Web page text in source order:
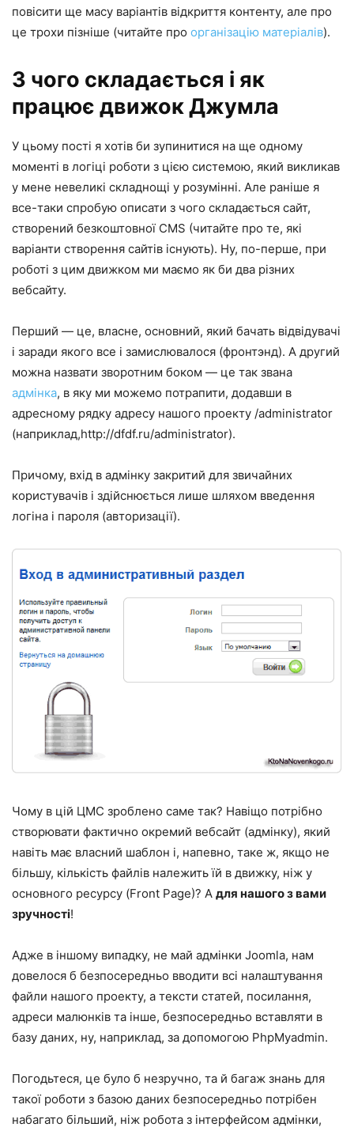
повісити ще масу варіантів відкриття контенту, але про
це трохи пізніше (читайте про організацію матеріалів).
З чого складається і як
працює движок Джумла
У цьому пості я хотів би зупинитися на ще одному
моменті в логіці роботи з цією системою, який викликав
у мене невеликі складнощі у розумінні. Але раніше я
все-таки спробую описати з чого складається сайт,
створений безкоштовної CMS (читайте про те, які
варіанти створення сайтів існують). Ну, по-перше, при
роботі з цим движком ми маємо як би два різних
вебсайту.
Перший — це, власне, основний, який бачать відвідувачі
і заради якого все і замислювалося (фронтэнд). А другий
можна назвати зворотним боком — це так звана
адмінка, в яку ми можемо потрапити, додавши в
адресному рядку адресу нашого проекту /administrator
(наприклад,http://dfdf.ru/administrator).
Причому, вхід в адмінку закритий для звичайних
користувачів і здійснюється лише шляхом введення
логіна і пароля (авторизації).
Чому в цій ЦМС зроблено саме так? Навіщо потрібно
створювати фактично окремий вебсайт (адмінку), який
навіть має власний шаблон і, напевно, таке ж, якщо не
більшу, кількість файлів належить їй в движку, ніж у
основного ресурсу (Front Page)? А для нашого з вами
зручності!
Адже в іншому випадку, не май адмінки Joomla, нам
довелося б безпосередньо вводити всі налаштування
файли нашого проекту, а тексти статей, посилання,
адреси малюнків та інше, безпосередньо вставляти в
базу даних, ну, наприклад, за допомогою PhpMyadmin.
Погодьтеся, це було б незручно, та й багаж знань для
такої роботи з базою даних безпосередньо потрібен
набагато більший, ніж робота з інтерфейсом адмінки,